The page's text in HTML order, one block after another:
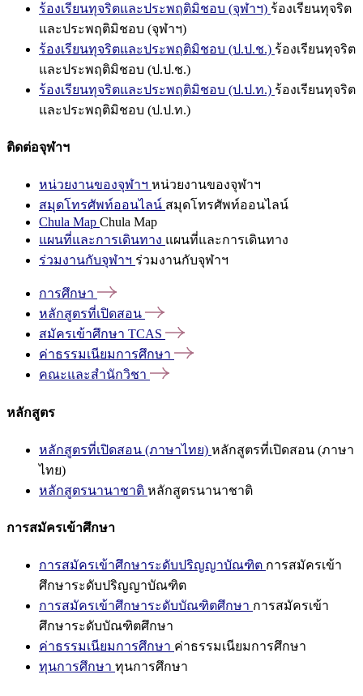
ร้องเรียนทุจริตและประพฤติมิชอบ (จุฬาฯ) ร้องเรียนทุจริต
และประพฤติมิชอบ (จุฬาฯ)
ร้องเรียนทุจริตและประพฤติมิชอบ (ป.ป.ช.) ร้องเรียนทุจริต
และประพฤติมิชอบ (ป.ป.ช.)
ร้องเรียนทุจริตและประพฤติมิชอบ (ป.ป.ท.) ร้องเรียนทุจริต
และประพฤติมิชอบ (ป.ป.ท.)
ติดต่อจุฬาฯ
หน่วยงานของจุฬาฯ หน่วยงานของจุฬาฯ
สมุดโทรศัพท์ออนไลน์ สมุดโทรศัพท์ออนไลน์
Chula Map Chula Map
แผนที่และการเดินทาง แผนที่และการเดินทาง
ร่วมงานกับจุฬาฯ ร่วมงานกับจุฬาฯ
การศึกษา
หลักสูตรที่เปิดสอน
สมัครเข้าศึกษา TCAS
ค่าธรรมเนียมการศึกษา
คณะและสำนักวิชา
หลักสูตร
หลักสูตรที่เปิดสอน (ภาษาไทย) หลักสูตรที่เปิดสอน (ภาษา
ไทย)
หลักสูตรนานาชาติ หลักสูตรนานาชาติ
การสมัครเข้าศึกษา
การสมัครเข้าศึกษาระดับปริญญาบัณฑิต การสมัครเข้า
ศึกษาระดับปริญญาบัณฑิต
การสมัครเข้าศึกษาระดับบัณฑิตศึกษา การสมัครเข้า
ศึกษาระดับบัณฑิตศึกษา
ค่าธรรมเนียมการศึกษา ค่าธรรมเนียมการศึกษา
ทุนการศึกษา ทุนการศึกษา